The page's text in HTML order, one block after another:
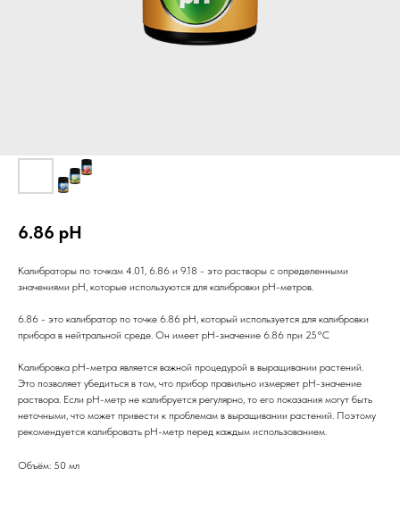
6.86 pH
Калибраторы по точкам 4.01, 6.86 и 9.18 - это растворы с определенными
значениями pH, которые используются для калибровки pH-метров.
6.86 - это калибратор по точке 6.86 pH, который используется для калибровки
прибора в нейтральной среде. Он имеет pH-значение 6.86 при 25°C
Калибровка pH-метра является важной процедурой в выращивании растений.
Это позволяет убедиться в том, что прибор правильно измеряет pH-значение
раствора. Если pH-метр не калибруется регулярно, то его показания могут быть
неточными, что может привести к проблемам в выращивании растений. Поэтому
рекомендуется калибровать pH-метр перед каждым использованием.
Объём: 50 мл